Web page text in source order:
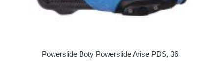
Powerslide Boty Powerslide Arise PDS, 36